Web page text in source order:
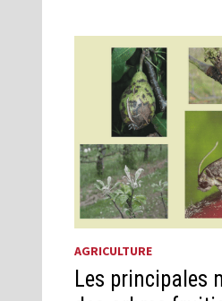
AGRICULTURE
Les principales